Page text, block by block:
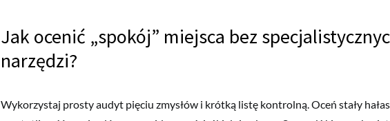
Jak ocenić „spokój” miejsca bez
narzędzi?
Wykorzystaj prosty audyt pięciu zmysłów i krótką listę kontrolną. Oceń stały hałas